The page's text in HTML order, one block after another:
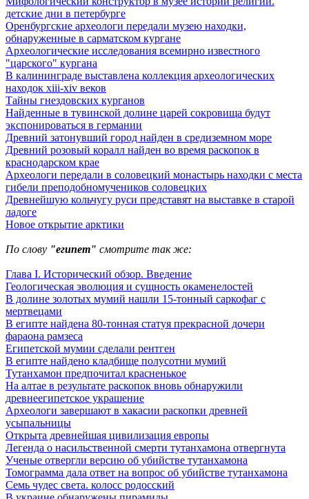
детские дни в петербурге
Оренбургские археологи передали музею находки,
обнаруженные в сарматском кургане
Археологические исследования всемирно известного
"царского" кургана
В калининграде выставлена коллекция археологических
находок xiii-xiv веков
Тайны гнездовских курганов
Найденные в тувинской долине царей сокровища будут
экспонироваться в германии
Древний затонувший город найден в средиземном море
Древний розовый коралл найден во время раскопок в
краснодарском крае
Археологи передали в соловецкий монастырь находки с места
гибели преподобномучеников соловецких
Древнейшую кольчугу руси представят на выставке в старой
ладоге
Новое открытие арктики
По слову "египет" смотрите так же:
Глава I. Исторический обзор. Введение
Геологическая эволюция и сущность окаменелостей
В долине золотых мумий нашли 15-тонный саркофаг с
мертвецами
В египте найдена 80-тонная статуя прекрасной дочери
фараона рамзеса
Египетской мумии сделали рентген
В египте найдено кладбище полусотни мумий
Тутанхамон предпочитал красненькое
На алтае в результате раскопок вновь обнаружили
древнеегипетское украшение
Археологи завершают в хакасии раскопки древней
усыпальницы
Открыта древнейшая цивилизация европы
Легенда о насильственной смерти тутанхамона отвергнута
Ученые отвергли версию об убийстве тутанхамона
Томограмма дала ответ на вопрос об убийстве тутанхамона
Семь чудес света. колосс родосский